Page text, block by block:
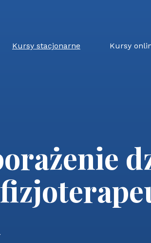
Kursy stacjonarne Kursy